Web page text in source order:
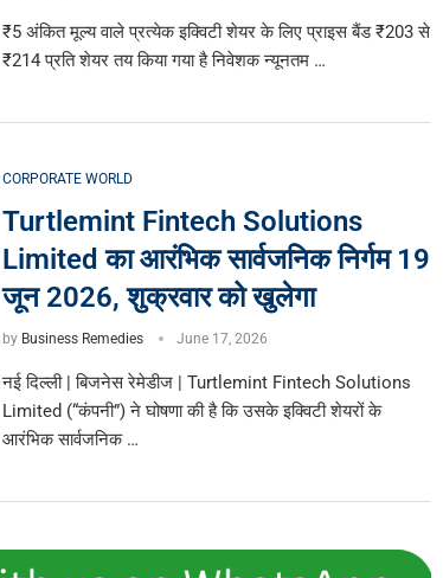
₹5 अंकित मूल्य वाले प्रत्येक इक्विटी शेयर के लिए प्राइस बैंड ₹203 से
₹214 प्रति शेयर तय किया गया है निवेशक न्यूनतम …
CORPORATE WORLD
Turtlemint Fintech Solutions
Limited का आरंभिक सार्वजनिक निर्गम 19
जून 2026, शुक्रवार को खुलेगा
by Business Remedies June 17, 2026
नई दिल्ली | बिजनेस रेमेडीज | Turtlemint Fintech Solutions
Limited (“कंपनी”) ने घोषणा की है कि उसके इक्विटी शेयरों के
आरंभिक सार्वजनिक …